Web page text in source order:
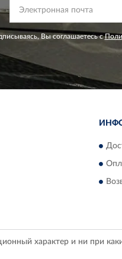
Вы соглашаетесь с
характер и ни при